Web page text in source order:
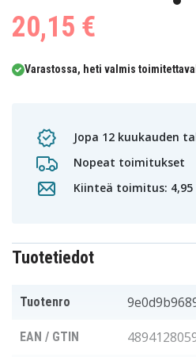
item
of
1
20,15 €
Varastossa, heti valmis
Jopa 12 kuukauden
Nopeat toimitukset
Kiinteä toimitus: 4,95
Tuotetiedot
Tuotenro
EAN / GTIN